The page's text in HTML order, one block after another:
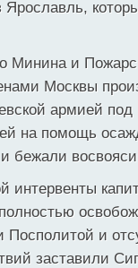
Минина и
Москвы
армией
на помощь
бежали
интервенты
Посполитой и
заставили